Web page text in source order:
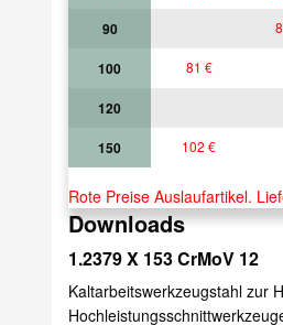
90
100 81 €
120
150 102 €
Rote Preise Auslaufartikel.
Downloads
1.2379 X 153 CrMoV 12
Kaltarbeitswerkzeugstahl zur